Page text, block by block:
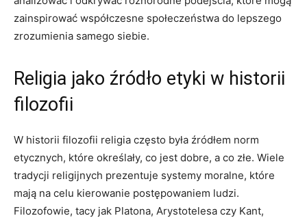
zainspirować⁢ współczesne ​społeczeństwa⁤ do lepszego
zrozumienia samego siebie.
Religia jako źródło etyki w historii
filozofii
W historii filozofii religia⁣ często była źródłem norm
etycznych,⁣ które określały, co jest dobre, a co złe. Wiele⁤
tradycji religijnych prezentuje systemy moralne, które
mają na celu kierowanie postępowaniem ludzi.
Filozofowie, tacy jak Platona,⁢ Arystotelesa czy Kant,